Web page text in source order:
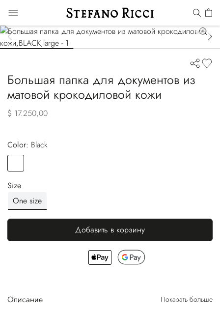
Большая папка для документов из
матовой крокодиловой кожи
$ 17.250,00
Color:
black
Size
One size
Добавить в корзину
Описание Показать больше